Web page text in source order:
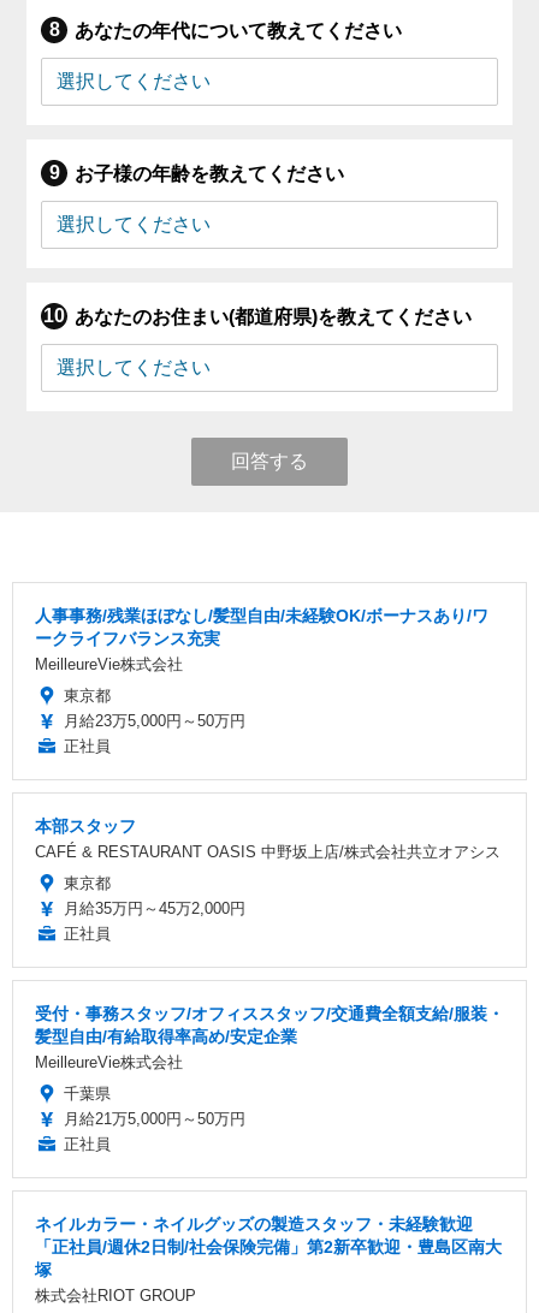
あなたの年代について教えてください
お子様の年齢を教えてください
あなたのお住まい(都道府県)を教えてください
回答する
人事事務/残業ほぼなし/髪型自由/未経験OK/ボーナスあり/ワ
ークライフバランス充実
MeilleureVie株式会社
東京都
月給23万5,000円～50万円
正社員
本部スタッフ
CAFÉ & RESTAURANT OASIS 中野坂上店/株式会社共立オアシス
東京都
月給35万円～45万2,000円
正社員
受付・事務スタッフ/オフィススタッフ/交通費全額支給/服装・
髪型自由/有給取得率高め/安定企業
MeilleureVie株式会社
千葉県
月給21万5,000円～50万円
正社員
ネイルカラー・ネイルグッズの製造スタッフ・未経験歓迎
「正社員/週休2日制/社会保険完備」第2新卒歓迎・豊島区南大
塚
株式会社RIOT GROUP